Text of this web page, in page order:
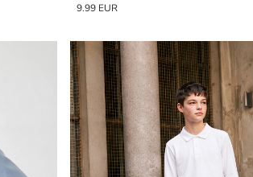
9.99 EUR